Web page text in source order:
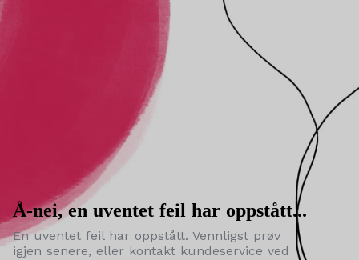
Å-nei, en uventet feil har oppstått...
En uventet feil har oppstått. Vennligst prøv
igjen senere, eller kontakt kundeservice ved